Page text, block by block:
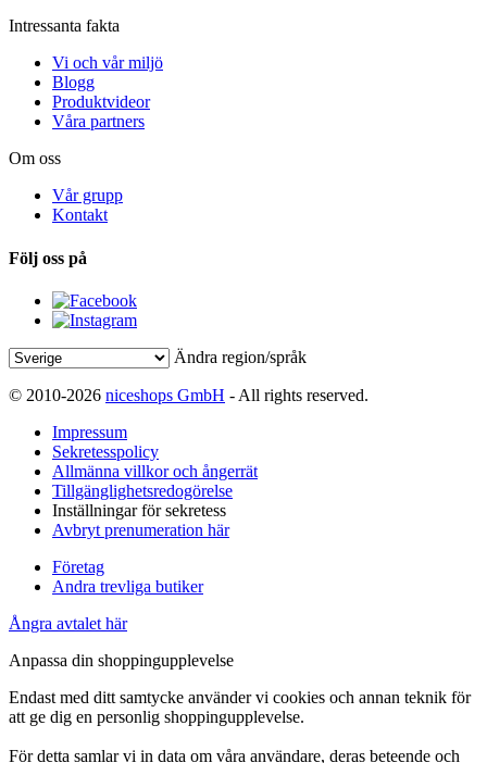
Intressanta fakta
Vi och vår miljö
Blogg
Produktvideor
Våra partners
Om oss
Vår grupp
Kontakt
Följ oss på
Ändra region/språk
© 2010-2026 niceshops GmbH - All rights reserved.
Impressum
Sekretesspolicy
Allmänna villkor och ångerrät
Tillgänglighetsredogörelse
Inställningar för sekretess
Avbryt prenumeration här
Företag
Andra trevliga butiker
Ångra avtalet här
Anpassa din shoppingupplevelse
Endast med ditt samtycke använder vi cookies och annan teknik för
att ge dig en personlig shoppingupplevelse.
För detta samlar vi in data om våra användare, deras beteende och